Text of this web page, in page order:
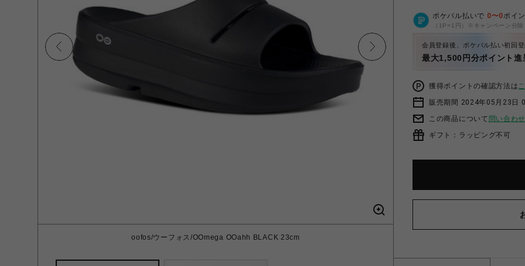
oofos/ウーフォス/OOmega OOahh BLACK 23cm
ポケパル払いで 0〜0ポイ
（1P=1円）※キャンペーン分除
会員登録後、ポケパル払い初回
最大1,500円分ポイント進
獲得ポイントの確認方法は
販売期間 2024年05月23日
この商品について 問い合わ
ギフト：ラッピング不可